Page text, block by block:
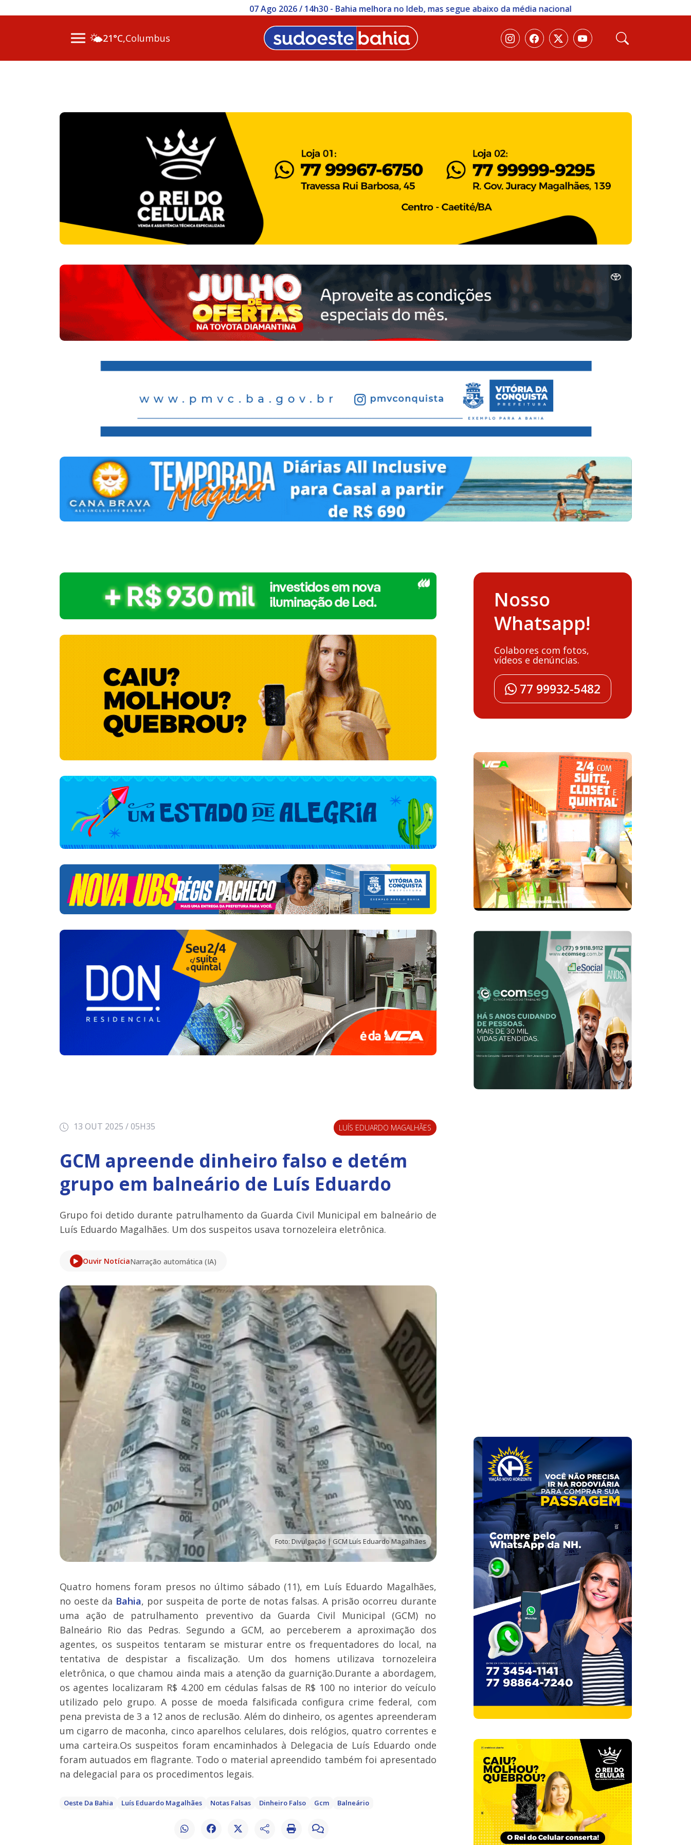
07 Ago 2026 / 14h30 - Bahia melhora no Ideb, mas segue abaixo da média nacional
🌤️21°C,Columbus
13 OUT 2025 / 05H35 LUÍS EDUARDO MAGALHÃES
GCM apreende dinheiro falso e detém
grupo em balneário de Luís Eduardo
Grupo foi detido durante patrulhamento da Guarda Civil Municipal em balneário de
Luís Eduardo Magalhães. Um dos suspeitos usava tornozeleira eletrônica.
Ouvir NotíciaNarração automática (IA)
Foto: Divulgação | GCM Luís Eduardo Magalhães
Quatro homens foram presos no último sábado (11), em Luís Eduardo Magalhães,
no oeste da Bahia, por suspeita de porte de notas falsas. A prisão ocorreu durante
uma ação de patrulhamento preventivo da Guarda Civil Municipal (GCM) no
Balneário Rio das Pedras. Segundo a GCM, ao perceberem a aproximação dos
agentes, os suspeitos tentaram se misturar entre os frequentadores do local, na
tentativa de despistar a fiscalização. Um dos homens utilizava tornozeleira
eletrônica, o que chamou ainda mais a atenção da guarnição.Durante a abordagem,
os agentes localizaram R$ 4.200 em cédulas falsas de R$ 100 no interior do veículo
utilizado pelo grupo. A posse de moeda falsificada configura crime federal, com
pena prevista de 3 a 12 anos de reclusão. Além do dinheiro, os agentes apreenderam
um cigarro de maconha, cinco aparelhos celulares, dois relógios, quatro correntes e
uma carteira.Os suspeitos foram encaminhados à Delegacia de Luís Eduardo onde
foram autuados em flagrante. Todo o material apreendido também foi apresentado
na delegacial para os procedimentos legais.
Oeste Da Bahia Luís Eduardo Magalhães Notas Falsas Dinheiro Falso Gcm Balneário
Nosso
Whatsapp!
Colabores com fotos,
vídeos e denúncias.
77 99932-5482